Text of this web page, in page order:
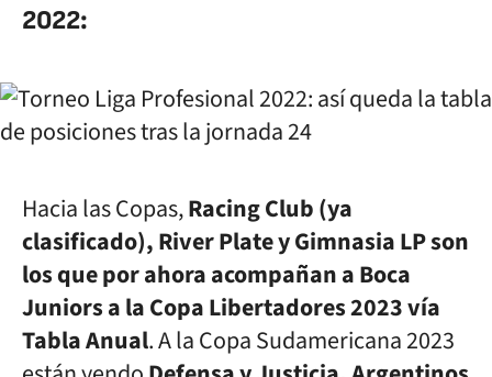
2022:
Hacia las Copas,Racing Club (ya
clasificado), River Plate y Gimnasia LP son
los que por ahora acompañan a Boca
Juniors a la Copa Libertadores 2023 vía
Tabla Anual. A la Copa Sudamericana 2023